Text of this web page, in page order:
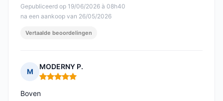
Gepubliceerd op 19/06/2026 à 08h40
na een aankoop van 26/05/2026
Vertaalde beoordelingen
M
MODERNY P.
Opmerking: 5 van 5
Boven